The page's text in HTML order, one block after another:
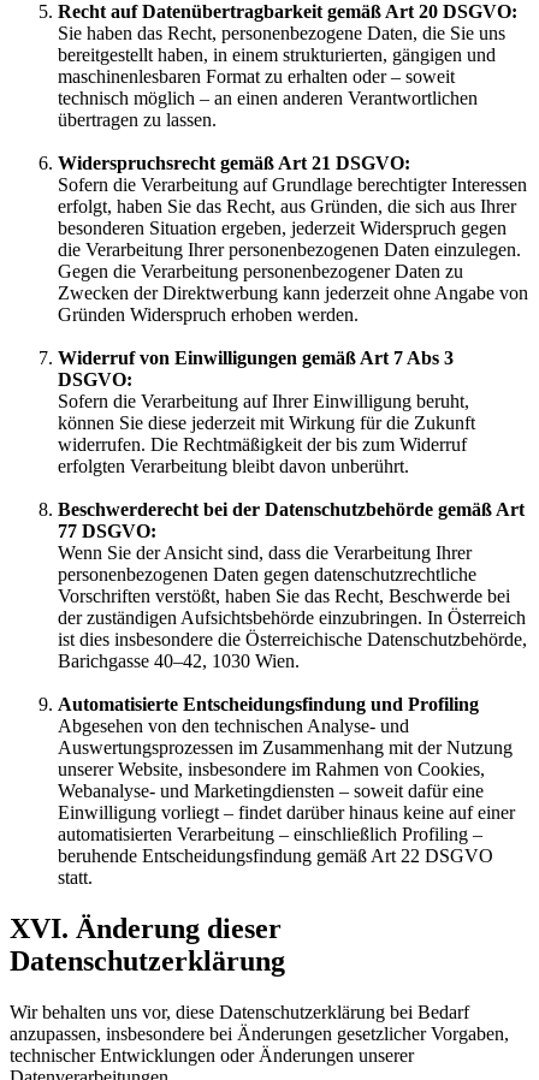
Recht auf Datenübertragbarkeit gemäß Art 20 DSGVO:
Sie haben das Recht, personenbezogene Daten, die Sie uns
bereitgestellt haben, in einem strukturierten, gängigen und
maschinenlesbaren Format zu erhalten oder – soweit
technisch möglich – an einen anderen Verantwortlichen
übertragen zu lassen.
Widerspruchsrecht gemäß Art 21 DSGVO:
Sofern die Verarbeitung auf Grundlage berechtigter Interessen
erfolgt, haben Sie das Recht, aus Gründen, die sich aus Ihrer
besonderen Situation ergeben, jederzeit Widerspruch gegen
die Verarbeitung Ihrer personenbezogenen Daten einzulegen.
Gegen die Verarbeitung personenbezogener Daten zu
Zwecken der Direktwerbung kann jederzeit ohne Angabe von
Gründen Widerspruch erhoben werden.
Widerruf von Einwilligungen gemäß Art 7 Abs 3
DSGVO:
Sofern die Verarbeitung auf Ihrer Einwilligung beruht,
können Sie diese jederzeit mit Wirkung für die Zukunft
widerrufen. Die Rechtmäßigkeit der bis zum Widerruf
erfolgten Verarbeitung bleibt davon unberührt.
Beschwerderecht bei der Datenschutzbehörde gemäß Art
77 DSGVO:
Wenn Sie der Ansicht sind, dass die Verarbeitung Ihrer
personenbezogenen Daten gegen datenschutzrechtliche
Vorschriften verstößt, haben Sie das Recht, Beschwerde bei
der zuständigen Aufsichtsbehörde einzubringen. In Österreich
ist dies insbesondere die Österreichische Datenschutzbehörde,
Barichgasse 40–42, 1030 Wien.
Automatisierte Entscheidungsfindung und Profiling
Abgesehen von den technischen Analyse- und
Auswertungsprozessen im Zusammenhang mit der Nutzung
unserer Website, insbesondere im Rahmen von Cookies,
Webanalyse- und Marketingdiensten – soweit dafür eine
Einwilligung vorliegt – findet darüber hinaus keine auf einer
automatisierten Verarbeitung – einschließlich Profiling –
beruhende Entscheidungsfindung gemäß Art 22 DSGVO
statt.
XVI. Änderung dieser
Datenschutzerklärung
Wir behalten uns vor, diese Datenschutzerklärung bei Bedarf
anzupassen, insbesondere bei Änderungen gesetzlicher Vorgaben,
technischer Entwicklungen oder Änderungen unserer